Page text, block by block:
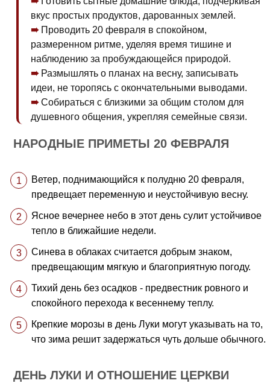
вкус простых продуктов, дарованных землей.
Проводить 20 февраля в спокойном,
размеренном ритме, уделяя время тишине и
наблюдению за пробуждающейся природой.
Размышлять о планах на весну, записывать
идеи, не торопясь с окончательными выводами.
Собираться с близкими за общим столом для
душевного общения, укрепляя семейные связи.
НАРОДНЫЕ ПРИМЕТЫ 20 ФЕВРАЛЯ
Ветер, поднимающийся к полудню 20 февраля,
предвещает переменную и неустойчивую весну.
Ясное вечернее небо в этот день сулит устойчивое
тепло в ближайшие недели.
Синева в облаках считается добрым знаком,
предвещающим мягкую и благоприятную погоду.
Тихий день без осадков - предвестник ровного и
спокойного перехода к весеннему теплу.
Крепкие морозы в день Луки могут указывать на то,
что зима решит задержаться чуть дольше обычного.
ДЕНЬ ЛУКИ И ОТНОШЕНИЕ ЦЕРКВИ